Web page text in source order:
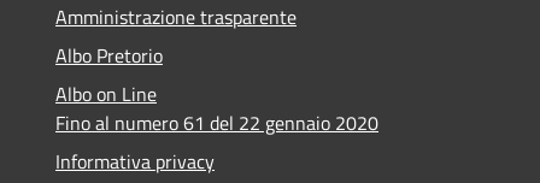
Amministrazione trasparente
Albo Pretorio
Albo on Line
Fino al numero 61 del 22 gennaio 2020
Informativa privacy